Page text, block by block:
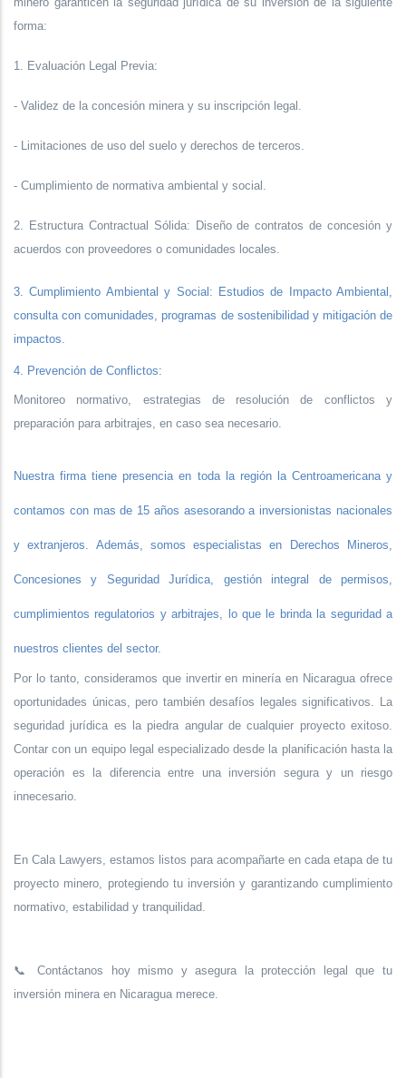
forma:
1. Evaluación Legal Previa:
- Validez de la concesión minera y su inscripción legal.
- Limitaciones de uso del suelo y derechos de terceros.
- Cumplimiento de normativa ambiental y social.
2. Estructura Contractual Sólida: Diseño de contratos de concesión y
acuerdos con proveedores o comunidades locales.
3. Cumplimiento Ambiental y Social: Estudios de Impacto Ambiental,
consulta con comunidades, programas de sostenibilidad y mitigación de
impactos.
4. Prevención de Conflictos:
Monitoreo normativo, estrategias de resolución de conflictos y
preparación para arbitrajes, en caso sea necesario.
Nuestra firma tiene presencia en toda la región la Centroamericana y
contamos con mas de 15 años asesorando a inversionistas nacionales
y extranjeros. Además, somos especialistas en Derechos Mineros,
Concesiones y Seguridad Jurídica, gestión integral de permisos,
cumplimientos regulatorios y arbitrajes, lo que le brinda la seguridad a
nuestros clientes del sector.
Por lo tanto, consideramos que invertir en minería en Nicaragua ofrece
oportunidades únicas, pero también desafíos legales significativos. La
seguridad jurídica es la piedra angular de cualquier proyecto exitoso.
Contar con un equipo legal especializado desde la planificación hasta la
operación es la diferencia entre una inversión segura y un riesgo
innecesario.
En Cala Lawyers, estamos listos para acompañarte en cada etapa de tu
proyecto minero, protegiendo tu inversión y garantizando cumplimiento
normativo, estabilidad y tranquilidad.
📞
Contáctanos hoy mismo y asegura la protección legal que tu
inversión minera en Nicaragua merece.